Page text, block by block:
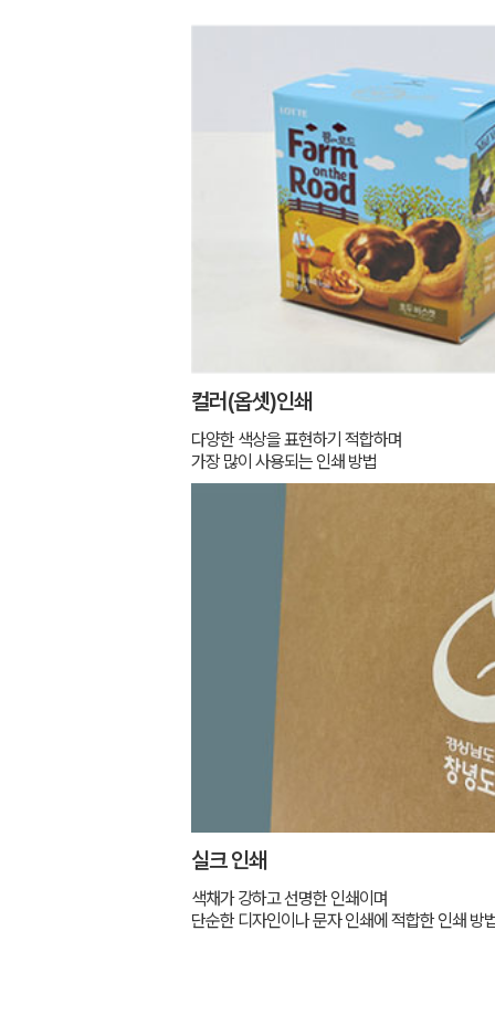
컬러(옵셋)인쇄
다양한 색상을 표현하기 적합하며
가장 많이 사용되는 인쇄 방법
실크 인쇄
색채가 강하고 선명한 인쇄이며
단순한 디자인이나 문자 인쇄에 적합한 인쇄 방